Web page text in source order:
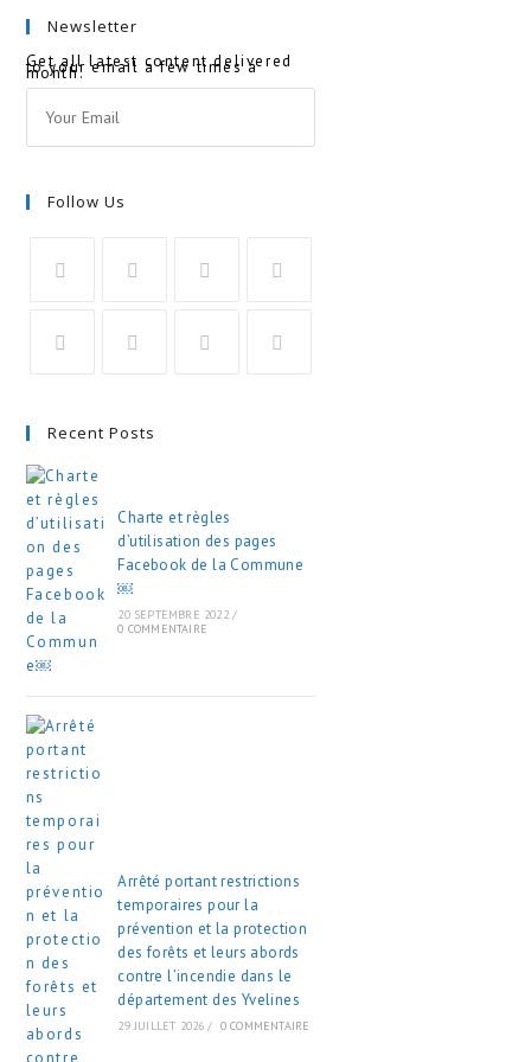
Newsletter
Get all latest content delivered
to your email a few times a
month.
Follow Us
Recent Posts
Charte et règles
d’utilisation des pages
Facebook de la Commune
￼
20 SEPTEMBRE 2022 /
0 COMMENTAIRE
Arrêté portant restrictions
temporaires pour la
prévention et la protection
des forêts et leurs abords
contre l’incendie dans le
département des Yvelines
29 JUILLET 2026 / 0 COMMENTAIRE